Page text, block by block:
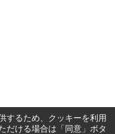
するため、クッキーを利用
だける場合は「同意」ボタ